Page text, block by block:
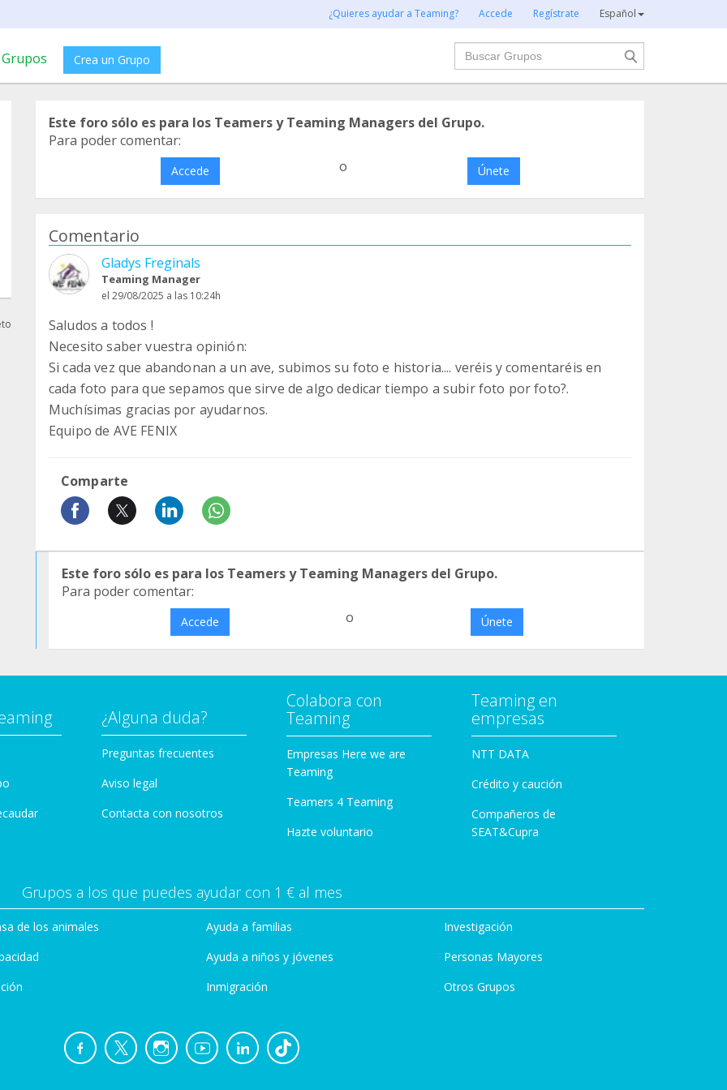
¿Quieres ayudar a Teaming? Accede Regístrate Español
Grupos Crea un Grupo
Buscar
Este foro sólo es para los Teamers y Teaming Managers del Grupo.
Para poder comentar:
Accede o Únete
Comentario
Gladys Freginals
Teaming Manager
el 29/08/2025 a las 10:24h
Saludos a todos !
Necesito saber vuestra opinión:
Si cada vez que abandonan a un ave, subimos su foto e historia.... veréis y comentaréis en
cada foto para que sepamos que sirve de algo dedicar tiempo a subir foto por foto?.
Muchísimas gracias por ayudarnos.
Equipo de AVE FENIX
Comparte
Este foro sólo es para los Teamers y Teaming Managers del Grupo.
Para poder comentar:
Accede o Únete
¿Alguna duda?
Preguntas frecuentes
Aviso legal
Contacta con nosotros
Colabora con
Teaming
Empresas Here we are
Teaming
Teamers 4 Teaming
Hazte voluntario
Teaming en
empresas
NTT DATA
Crédito y caución
Compañeros de
SEAT&Cupra
Grupos a los que puedes ayudar con 1 € al mes
de los animales
Ayuda a familias
Ayuda a niños y jóvenes
Inmigración
Investigación
Personas Mayores
Otros Grupos